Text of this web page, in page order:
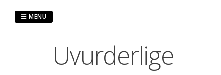
Uvurderlige
MENU